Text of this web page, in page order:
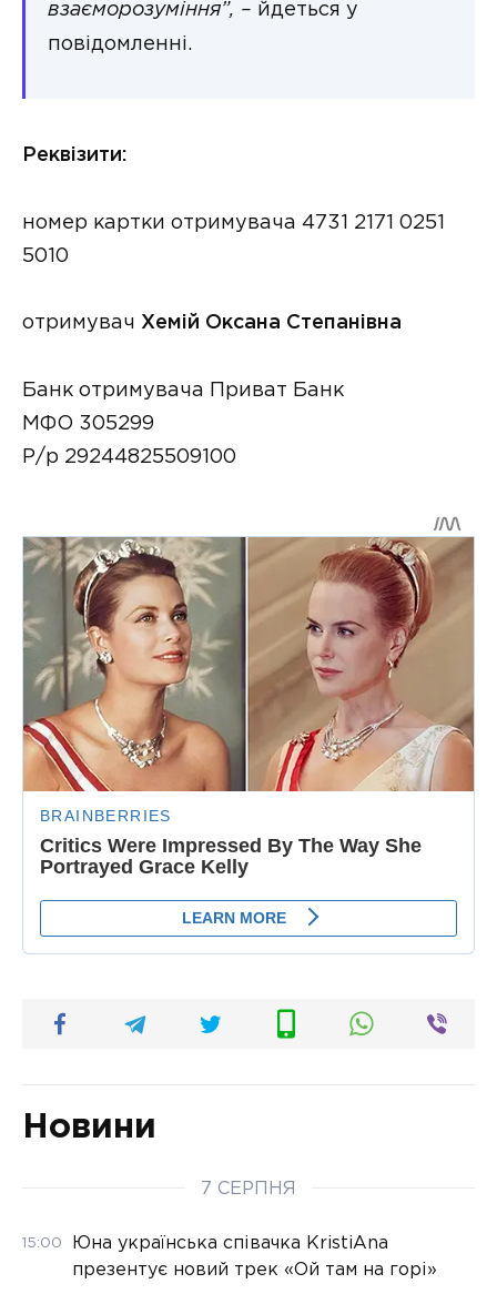
взаєморозуміння”, – йдеться у
повідомленні.
Реквізити:
номер картки отримувача 4731 2171 0251
5010
отримувач Хемій Оксана Степанівна
Банк отримувача Приват Банк
МФО 305299
Р/р 29244825509100
Новини
7 СЕРПНЯ
15:00
Юна українська співачка KristiAna
презентує новий трек «Ой там на горі»